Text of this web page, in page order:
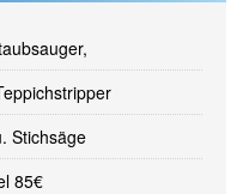
Stichsäge
85€